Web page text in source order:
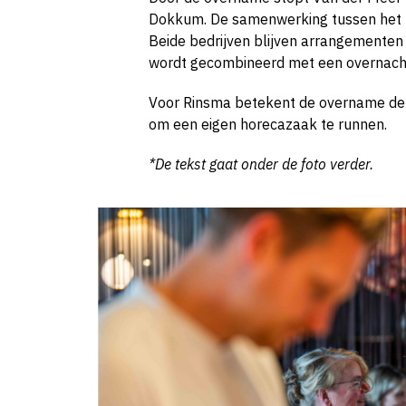
Dokkum. De samenwerking tussen
Beide bedrijven blijven
wordt gecombineerd met een
Voor Rinsma betekent de overname
om een eigen horecazaak te runnen.
*De tekst gaat onder de foto verder.